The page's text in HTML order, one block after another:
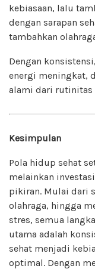
kebiasaan, lalu
dengan sarapan
tambahkan
Dengan
energi meningkat,
alami dari rutinitas
Kesimpulan
Pola hidup sehat
melainkan
pikiran. Mulai dari
olahraga, hingga
stres, semua
utama adalah
sehat menjadi
optimal. Dengan